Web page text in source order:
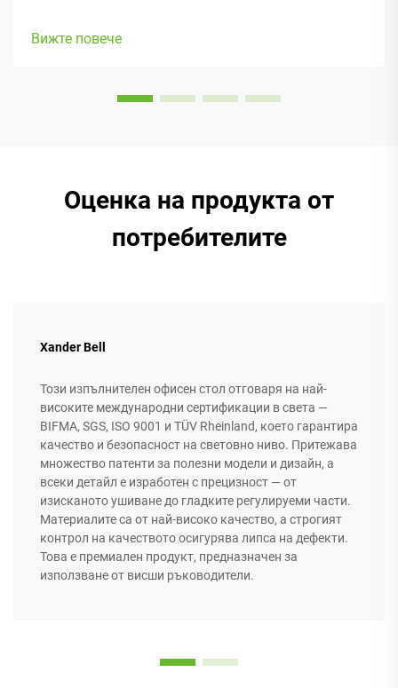
особено при ергономичните офис столове, на които
Вижте повече
Оценка на продукта от
потребителите
Xander Bell
Този изпълнителен офисен стол отговаря на най-
високите международни сертификации в света —
BIFMA, SGS, ISO 9001 и TÜV Rheinland, което гарантира
качество и безопасност на световно ниво. Притежава
множество патенти за полезни модели и дизайн, а
всеки детайл е изработен с прецизност — от
изисканото ушиване до гладките регулируеми части.
Материалите са от най-високо качество, а строгият
контрол на качеството осигурява липса на дефекти.
Това е премиален продукт, предназначен за
използване от висши ръководители.